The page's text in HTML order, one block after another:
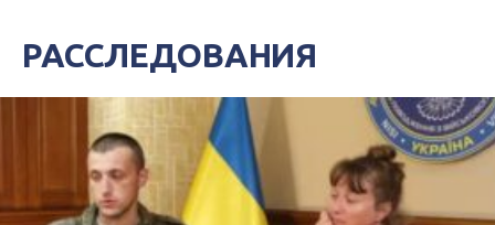
РАССЛЕДОВАНИЯ